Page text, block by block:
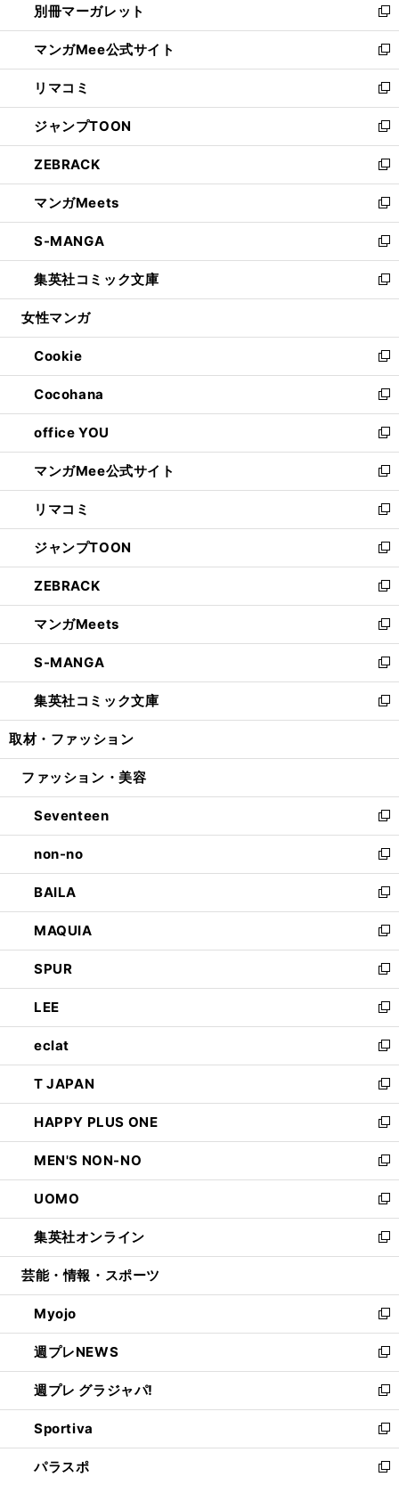
く
で
開
く
ィ
ン
ド
ウ
で
開
く
い
ウ
ィ
ン
ド
ウ
で
開
く
別冊マーガレット
新
し
い
ウ
ィ
ン
ド
ウ
で
開
く
マンガMee公式サイト
新
し
い
ウ
ィ
ン
ド
ウ
で
開
く
リマコミ
新
し
い
ウ
ィ
ン
ド
ウ
で
開
く
ジャンプTOON
新
し
い
ウ
ィ
ン
ド
ウ
で
開
ZEBRACK
新
し
い
ウ
ィ
ン
ド
ウ
開
く
マンガMeets
新
し
い
ウ
ィ
ン
ウ
で
開
く
S-MANGA
新
し
い
ウ
ン
ド
ウ
で
開
く
集英社コミック文庫
新
し
ウ
ィ
ン
ド
ウ
で
開
く
女性マンガ
Cookie
新
し
い
ウ
ィ
ン
ド
ウ
で
開
く
Cocohana
新
し
い
ウ
ィ
ン
ド
ウ
で
開
く
office YOU
新
し
い
ウ
ィ
ン
ド
ウ
で
開
く
マンガMee公式サイト
新
し
い
ウ
ィ
ン
ド
ウ
で
開
く
リマコミ
新
し
い
ウ
ィ
ン
ド
ウ
で
開
く
ジャンプTOON
新
し
い
ウ
ィ
ン
ド
ウ
で
開
ZEBRACK
新
し
い
ウ
ィ
ン
ド
ウ
開
マンガMeets
新
し
い
ウ
ィ
ン
ウ
開
く
S-MANGA
新
し
い
ウ
ン
ウ
で
開
く
集英社コミック文庫
新
し
ウ
ン
ド
ウ
で
開
く
取材・ファッション
ファッション・美容
Seventeen
新
し
い
ウ
ィ
ン
ド
ウ
で
開
く
non-no
新
し
い
ウ
ィ
ン
ド
ウ
で
開
く
BAILA
新
し
い
ウ
ィ
ン
ド
ウ
で
開
く
MAQUIA
新
し
い
ウ
ィ
ン
ド
ウ
で
開
く
SPUR
新
し
い
ウ
ィ
ン
ド
ウ
で
開
く
LEE
新
し
い
ウ
ィ
ン
ド
ウ
で
開
く
eclat
新
し
い
ウ
ィ
ン
ド
ウ
で
開
く
T JAPAN
新
し
い
ウ
ィ
ン
ド
ウ
で
開
HAPPY PLUS ONE
新
し
い
ウ
ィ
ン
ド
ウ
開
く
MEN'S NON-NO
新
し
い
ウ
ィ
ン
ウ
で
開
く
UOMO
新
し
い
ウ
ン
ド
ウ
で
開
く
集英社オンライン
新
し
ウ
ィ
ン
ド
ウ
で
開
く
芸能・情報・スポーツ
Myojo
新
し
い
ウ
ィ
ン
ド
ウ
で
週プレNEWS
新
し
い
ウ
ィ
ン
ド
週プレ グラジャパ!
新
し
い
ウ
ィ
Sportiva
新
し
い
パラスポ
新